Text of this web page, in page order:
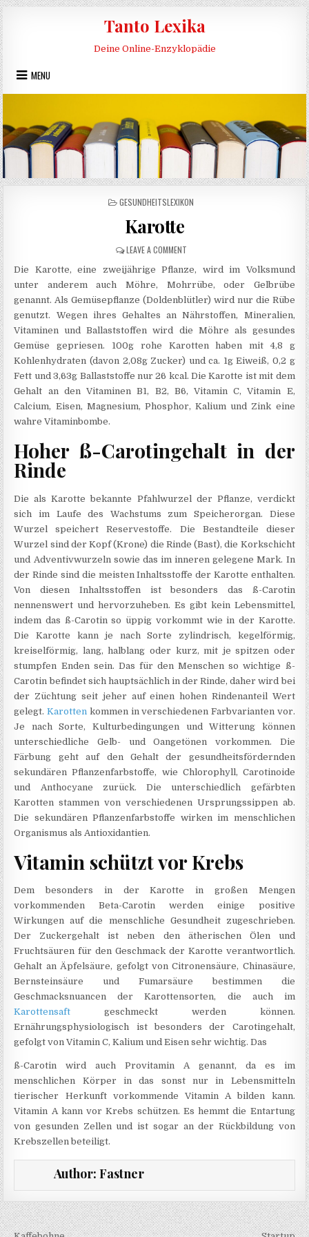
Skip to content
Tanto Lexika
Deine Online-Enzyklopädie
MENU
POSTED IN
GESUNDHEITSLEXIKON
Karotte
LEAVE A COMMENTON KAROTTE
Die Karotte, eine zweijährige Pflanze, wird im Volksmund
unter anderem auch Möhre, Mohrrübe, oder Gelbrübe
genannt. Als Gemüsepflanze (Doldenblütler) wird nur die Rübe
genutzt. Wegen ihres Gehaltes an Nährstoffen, Mineralien,
Vitaminen und Ballaststoffen wird die Möhre als gesundes
Gemüse gepriesen. 100g rohe Karotten haben mit 4,8 g
Kohlenhydraten (davon 2,08g Zucker) und ca. 1g Eiweiß, 0,2 g
Fett und 3,63g Ballaststoffe nur 26 kcal. Die Karotte ist mit dem
Gehalt an den Vitaminen B1, B2, B6, Vitamin C, Vitamin E,
Calcium, Eisen, Magnesium, Phosphor, Kalium und Zink eine
wahre Vitaminbombe.
Hoher ß-Carotingehalt in der
Rinde
Die als Karotte bekannte Pfahlwurzel der Pflanze, verdickt
sich im Laufe des Wachstums zum Speicherorgan. Diese
Wurzel speichert Reservestoffe. Die Bestandteile dieser
Wurzel sind der Kopf (Krone) die Rinde (Bast), die Korkschicht
und Adventivwurzeln sowie das im inneren gelegene Mark. In
der Rinde sind die meisten Inhaltsstoffe der Karotte enthalten.
Von diesen Inhaltsstoffen ist besonders das ß-Carotin
nennenswert und hervorzuheben. Es gibt kein Lebensmittel,
indem das ß-Carotin so üppig vorkommt wie in der Karotte.
Die Karotte kann je nach Sorte zylindrisch, kegelförmig,
kreiselförmig, lang, halblang oder kurz, mit je spitzen oder
stumpfen Enden sein. Das für den Menschen so wichtige ß-
Carotin befindet sich hauptsächlich in der Rinde, daher wird bei
der Züchtung seit jeher auf einen hohen Rindenanteil Wert
gelegt.Karotten kommen in verschiedenen Farbvarianten vor.
Je nach Sorte, Kulturbedingungen und Witterung können
unterschiedliche Gelb- und Oangetönen vorkommen. Die
Färbung geht auf den Gehalt der gesundheitsfördernden
sekundären Pflanzenfarbstoffe, wie Chlorophyll, Carotinoide
und Anthocyane zurück. Die unterschiedlich gefärbten
Karotten stammen von verschiedenen Ursprungssippen ab.
Die sekundären Pflanzenfarbstoffe wirken im menschlichen
Organismus als Antioxidantien.
Vitamin schützt vor Krebs
Dem besonders in der Karotte in großen Mengen
vorkommenden Beta-Carotin werden einige positive
Wirkungen auf die menschliche Gesundheit zugeschrieben.
Der Zuckergehalt ist neben den ätherischen Ölen und
Fruchtsäuren für den Geschmack der Karotte verantwortlich.
Gehalt an Äpfelsäure, gefolgt von Citronensäure, Chinasäure,
Bernsteinsäure und Fumarsäure bestimmen die
Geschmacksnuancen der Karottensorten, die auch im
Karottensaft geschmeckt werden können.
Ernährungsphysiologisch ist besonders der Carotingehalt,
gefolgt von Vitamin C, Kalium und Eisen sehr wichtig. Das
ß-Carotin wird auch Provitamin A genannt, da es im
menschlichen Körper in das sonst nur in Lebensmitteln
tierischer Herkunft vorkommende Vitamin A bilden kann.
Vitamin A kann vor Krebs schützen. Es hemmt die Entartung
von gesunden Zellen und ist sogar an der Rückbildung von
Krebszellen beteiligt.
Author: Fastner